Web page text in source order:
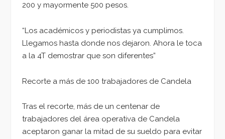
200 y mayormente 500 pesos.
“Los académicos y periodistas ya cumplimos.
Llegamos hasta donde nos dejaron. Ahora le toca
a la 4T demostrar que son diferentes”
Recorte a más de 100 trabajadores de Candela
Tras el recorte, más de un centenar de
trabajadores del área operativa de Candela
aceptaron ganar la mitad de su sueldo para evitar